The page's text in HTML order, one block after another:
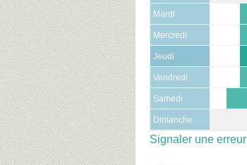
Mardi
Mercredi
Jeudi
Vendredi
Samedi
Dimanche
Signaler une erreur